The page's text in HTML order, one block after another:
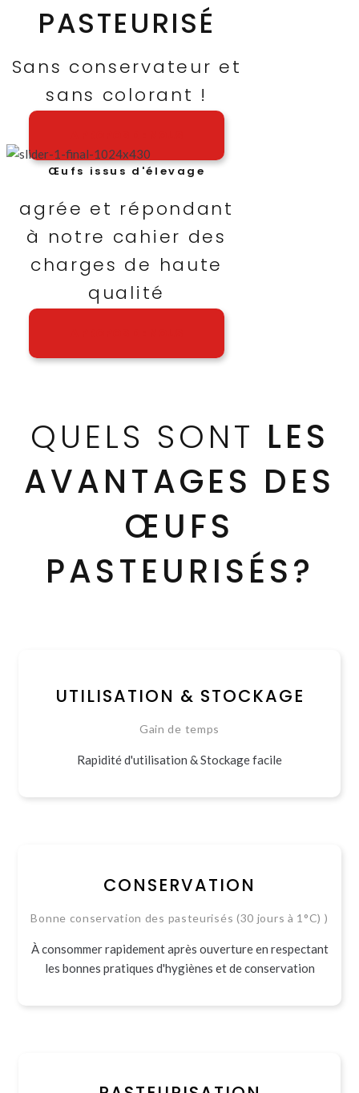
PASTEURISÉ
Sans conservateur et
sans colorant !
Œufs issus d'élevage
agrée et répondant
à notre cahier des
charges de haute
qualité
QUELS SONT LES
AVANTAGES DES
ŒUFS
PASTEURISÉS?
UTILISATION & STOCKAGE
Gain de temps
Rapidité d'utilisation & Stockage facile
CONSERVATION
Bonne conservation des pasteurisés (30 jours à 1°C) )
À consommer rapidement après ouverture en respectant
les bonnes pratiques d'hygiènes et de conservation